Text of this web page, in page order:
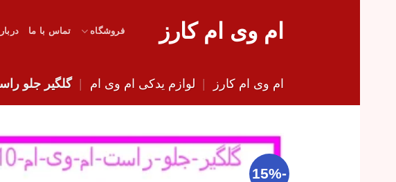
ام وی ام کارز فروشگاه تماس با ما
ام وی ام کارز | لوازم یدکی ام وی ام | گلگیر جلو
-15%